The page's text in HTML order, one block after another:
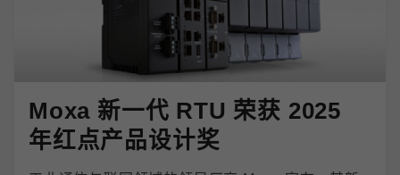
Moxa 新一代 RTU 荣获 2025
年红点产品设计奖